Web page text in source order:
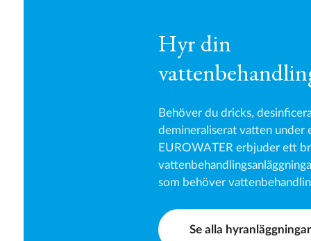
Hyr din
Behöver du dricks,
demineraliserat vatten under
EUROWATER erbjuder ett
som behöver
Se alla hyranläggningar